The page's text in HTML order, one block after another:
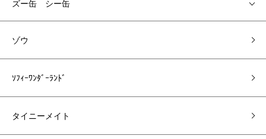
ズー缶 シー缶
ゾウ
ｿﾌｨｰﾜﾝﾀﾞｰﾗﾝﾄﾞ
タイニーメイト